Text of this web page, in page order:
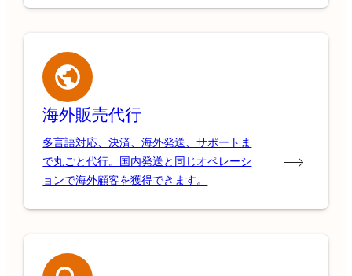
海外販売代行
多言語対応、決済、海外発送、サポートま
で丸ごと代行。国内発送と同じオペレーシ
ョンで海外顧客を獲得できます。